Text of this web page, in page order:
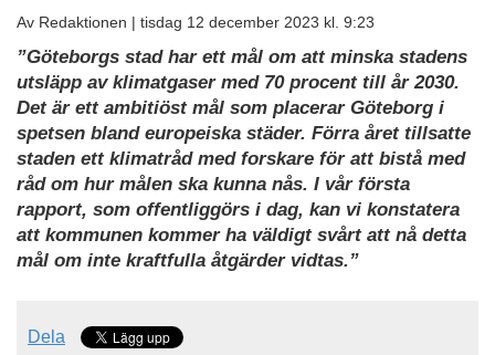
Av Redaktionen | tisdag 12 december 2023 kl. 9:23
”Göteborgs stad har ett mål om att minska stadens
utsläpp av klimatgaser med 70 procent till år 2030.
Det är ett ambitiöst mål som placerar Göteborg i
spetsen bland europeiska städer. Förra året tillsatte
staden ett klimatråd med forskare för att bistå med
råd om hur målen ska kunna nås. I vår första
rapport, som offentliggörs i dag, kan vi konstatera
att kommunen kommer ha väldigt svårt att nå detta
mål om inte kraftfulla åtgärder vidtas.”
Dela